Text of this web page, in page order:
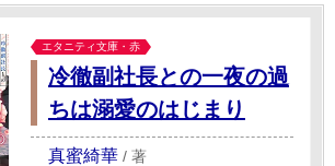
エタニティ文庫・赤
冷徹副社長との一夜の過
ちは溺愛のはじまり
真蜜綺華 / 著